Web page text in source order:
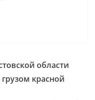
области
красной